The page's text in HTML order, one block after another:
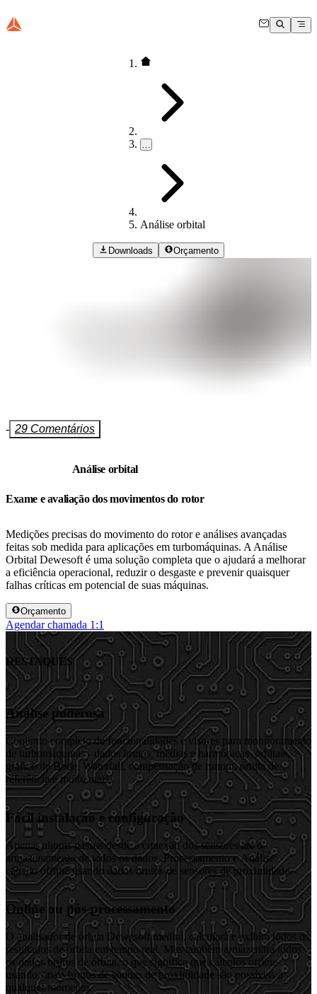
…
Análise orbital
Downloads Orçamento
- 29 Comentários
Análise orbital
Exame e avaliação dos movimentos do rotor
Medições precisas do movimento do rotor e análises avançadas
feitas sob medida para aplicações em turbomáquinas. A Análise
Orbital Dewesoft é uma solução completa que o ajudará a melhorar
a eficiência operacional, reduzir o desgaste e prevenir quaisquer
falhas críticas em potencial de suas máquinas.
Orçamento
Agendar chamada 1:1
DESTAQUES
Análise poderosa
Conjunto completo de funcionalidades e visores para monitoramento
de turbomáquinas - dados brutos, médias e harmônicas orbitais,
gráfico de Bode, Waterfall, compensação de runout, órbita de
referência e muito mais.
Fácil instalação e configuração
Apenas alguns passos desde a conexão dos sensores até o
armazenamento de todos os dados. Processamento e Análise:
cálculo offline usando dados brutos de sensores de proximidade.
Online ou pós-processamento
O analisador de órbita Dewesoft medirá, calculará e exibirá todos os
resultados de órbita em tempo real. Mas também armazenará todos
os dados brutos de órbita, o que significa que cálculos offline
usando sinais brutos de sondas de proximidade são possíveis a
qualquer momento.